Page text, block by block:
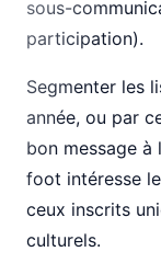
sous-
participation).
Segmenter les
année, ou par
bon message
foot intéresse
ceux inscrits
culturels.